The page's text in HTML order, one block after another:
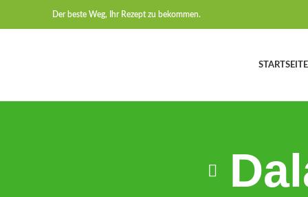
Der beste Weg, Ihr Rezept zu bekommen.
STARTSEITE